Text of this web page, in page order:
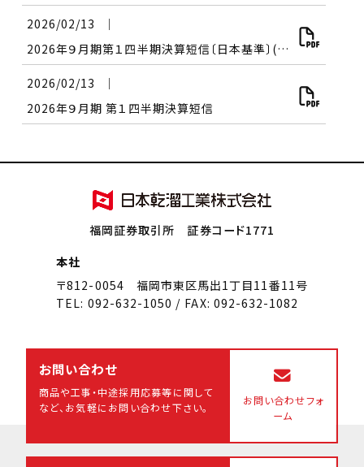
2026/02/13
│
2026年９月期第１四半期決算短信〔日本基準〕(連結)
2026/02/13
│
2026年９月期 第１四半期決算短信
福岡証券取引所 証券コード1771
本社
〒812-0054 福岡市東区馬出1丁目11番11号
TEL: 092-632-1050 / FAX: 092-632-1082
お問い合わせ
商品や工事・中途採用応募等に関して
など、 お気軽にお問い合わせ下さい。
お問い合わせフォ
ーム